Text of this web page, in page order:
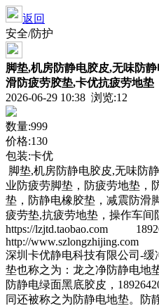
返回
安全/防护
脚垫,机房防静电胶皮,无味防
滑防疲劳胶垫,卡优抗疲劳地垫
2026-06-29 10:38 浏览:12
数量:999
价格:130
包装:卡优
脚垫,机房防静电胶皮,无味防
业防疲劳脚垫，防疲劳地垫，
垫，防静电橡胶垫，减震防滑
疲劳垫,抗疲劳地垫，操作车间
https://lzjtd.taobao.com
http://www.szlongzhijing.com
深圳卡优静电科技有限公司-
垫也称之为：龙之净防静电地
防静电绿面黑底胶皮，
同还被称之为防静电地垫。防